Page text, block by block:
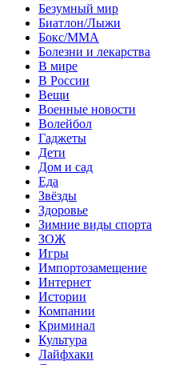
Безумный мир
Биатлон/Лыжи
Бокс/MMA
Болезни и лекарства
В мире
В России
Вещи
Военные новости
Волейбол
Гаджеты
Дети
Дом и сад
Еда
Звёзды
Здоровье
Зимние виды спорта
ЗОЖ
Игры
Импортозамещение
Интернет
Истории
Компании
Криминал
Культура
Лайфхаки